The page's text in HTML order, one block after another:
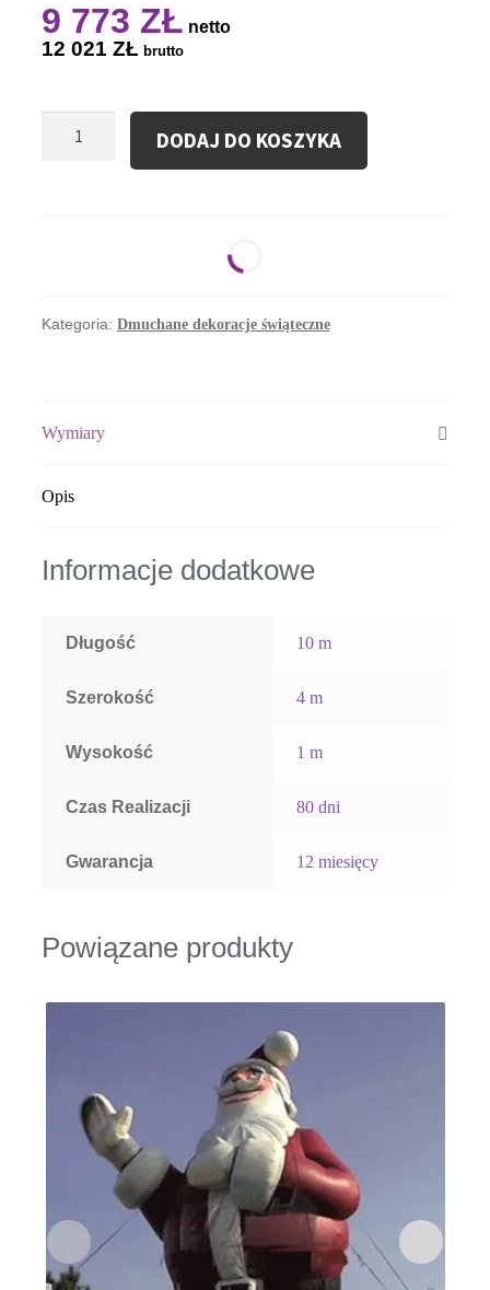
9 773 ZŁ netto
12 021 ZŁ brutto
DODAJ DO KOSZYKA
Kategoria: Dmuchane dekoracje świąteczne
Wymiary
Opis
Informacje dodatkowe
Długość 10 m
Szerokość 4 m
Wysokość 1 m
Czas Realizacji 80 dni
Gwarancja 12 miesięcy
Powiązane produkty